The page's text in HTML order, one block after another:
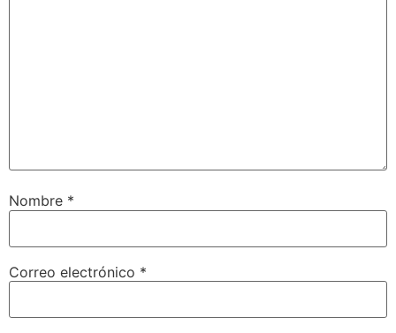
Nombre *
Correo electrónico *